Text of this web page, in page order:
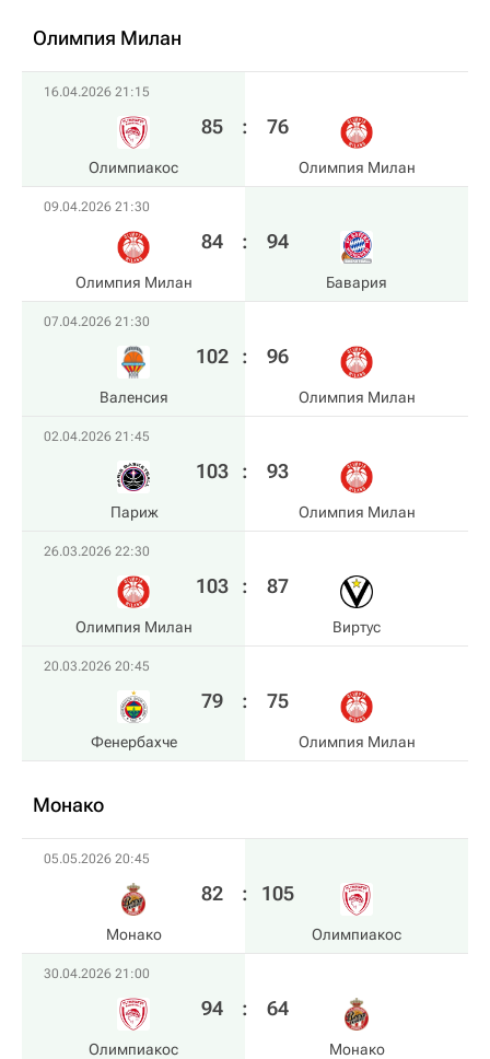
Олимпия Милан
16.04.2026 21:15
Олимпиакос
85 : 76
Олимпия Милан
09.04.2026 21:30
Олимпия Милан
84 : 94
Бавария
07.04.2026 21:30
Валенсия
102 : 96
Олимпия Милан
02.04.2026 21:45
Париж
103 : 93
Олимпия Милан
26.03.2026 22:30
Олимпия Милан
103 : 87
Виртус
20.03.2026 20:45
Фенербахче
79 : 75
Олимпия Милан
Монако
05.05.2026 20:45
Монако
82 : 105
Олимпиакос
30.04.2026 21:00
Олимпиакос
94 : 64
Монако